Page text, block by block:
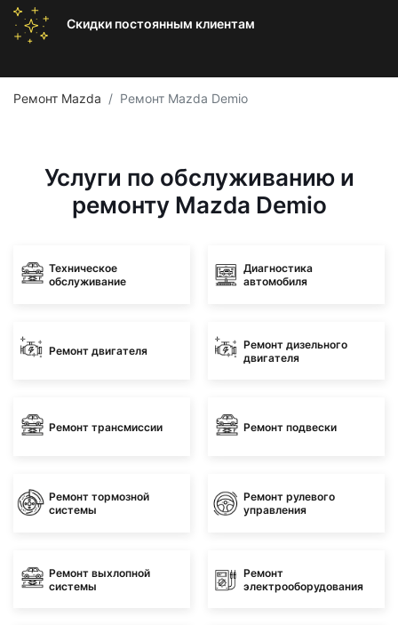
Скидки постоянным клиентам
Ремонт Mazda Ремонт Mazda Demio
Услуги по обслуживанию и
ремонту Mazda Demio
Техническое
обслуживание
Диагностика
автомобиля
Ремонт двигателя
Ремонт дизельного
двигателя
Ремонт трансмиссии Ремонт подвески
Ремонт тормозной
системы
Ремонт рулевого
управления
Ремонт выхлопной
системы
Ремонт
электрооборудования